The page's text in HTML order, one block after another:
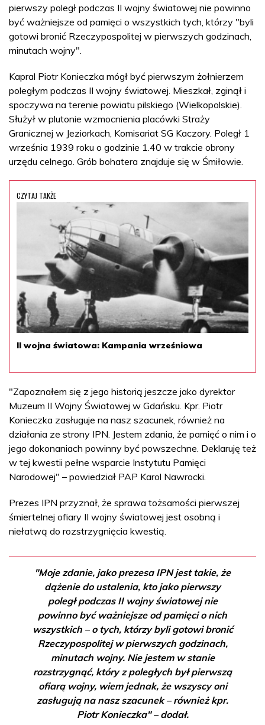
pierwszy poległ podczas II wojny światowej nie powinno
być ważniejsze od pamięci o wszystkich tych, którzy "byli
gotowi bronić Rzeczypospolitej w pierwszych godzinach,
minutach wojny".
Kapral Piotr Konieczka mógł być pierwszym żołnierzem
poległym podczas II wojny światowej. Mieszkał, zginął i
spoczywa na terenie powiatu pilskiego (Wielkopolskie).
Służył w plutonie wzmocnienia placówki Straży
Granicznej w Jeziorkach, Komisariat SG Kaczory. Poległ 1
września 1939 roku o godzinie 1.40 w trakcie obrony
urzędu celnego. Grób bohatera znajduje się w Śmiłowie.
CZYTAJ TAKŻE
II wojna światowa: Kampania wrześniowa
"Zapoznałem się z jego historią jeszcze jako dyrektor
Muzeum II Wojny Światowej w Gdańsku. Kpr. Piotr
Konieczka zasługuje na nasz szacunek, również na
działania ze strony IPN. Jestem zdania, że pamięć o nim i o
jego dokonaniach powinny być powszechne. Deklaruję też
w tej kwestii pełne wsparcie Instytutu Pamięci
Narodowej" – powiedział PAP Karol Nawrocki.
Prezes IPN przyznał, że sprawa tożsamości pierwszej
śmiertelnej ofiary II wojny światowej jest osobną i
niełatwą do rozstrzygnięcia kwestią.
"Moje zdanie, jako prezesa IPN jest takie, że
dążenie do ustalenia, kto jako pierwszy
poległ podczas II wojny światowej nie
powinno być ważniejsze od pamięci o nich
wszystkich – o tych, którzy byli gotowi bronić
Rzeczypospolitej w pierwszych godzinach,
minutach wojny. Nie jestem w stanie
rozstrzygnąć, który z poległych był pierwszą
ofiarą wojny, wiem jednak, że wszyscy oni
zasługują na nasz szacunek – również kpr.
Piotr Konieczka" – dodał.